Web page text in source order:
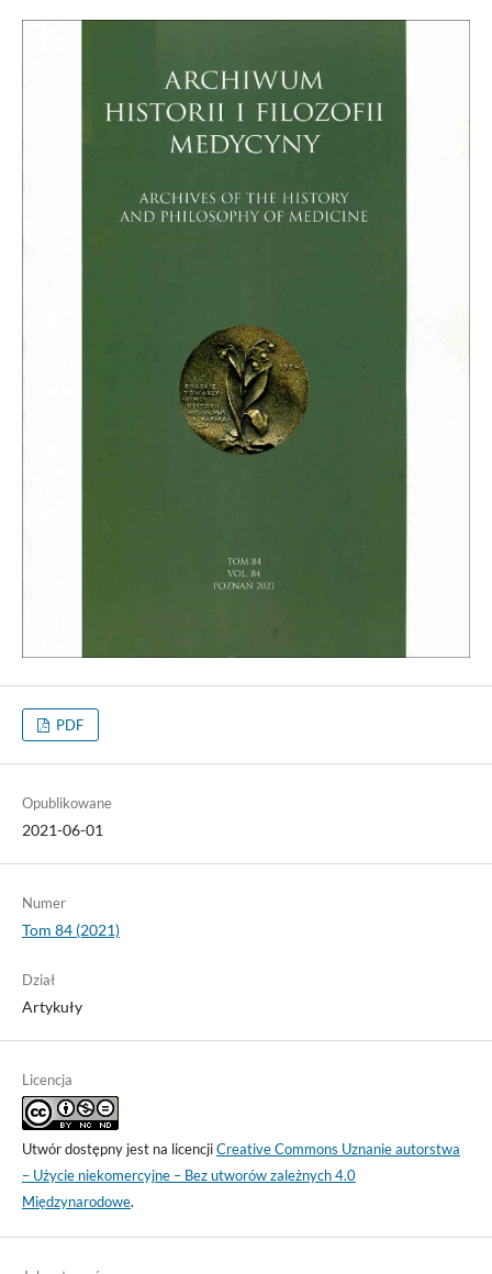
PDF
Opublikowane
2021-06-01
Numer
Tom 84 (2021)
Dział
Artykuły
Licencja
Utwór dostępny jest na licencjiCreative Commons Uznanie autorstwa
– Użycie niekomercyjne – Bez utworów zależnych 4.0
Międzynarodowe.